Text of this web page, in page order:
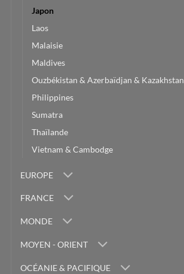
Japon
Laos
Malaisie
Maldives
Ouzbékistan & Azerbaïdjan & Kazakhstan
Philippines
Sumatra
Thaïlande
Vietnam & Cambodge
EUROPE
FRANCE
MONDE
MOYEN - ORIENT
OCÉANIE & PACIFIQUE